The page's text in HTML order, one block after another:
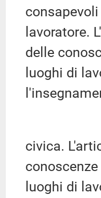
lavoratore.
delle
luoghi di
civica.
luoghi di